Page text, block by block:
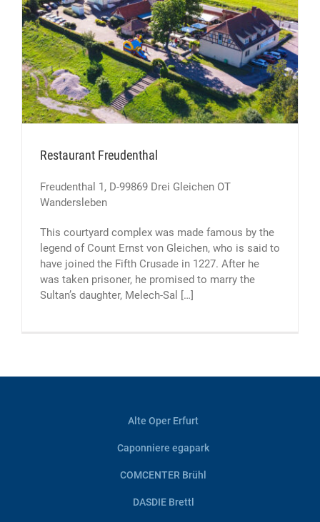
Restaurant Freudenthal
Freudenthal 1, D-99869 Drei Gleichen OT
Wandersleben
This courtyard complex was made famous by the
legend of Count Ernst von Gleichen, who is said to
have joined the Fifth Crusade in 1227. After he
was taken prisoner, he promised to marry the
Sultan’s daughter, Melech-Sal […]
Alte Oper Erfurt
Caponniere egapark
COMCENTER Brühl
DASDIE Brettl